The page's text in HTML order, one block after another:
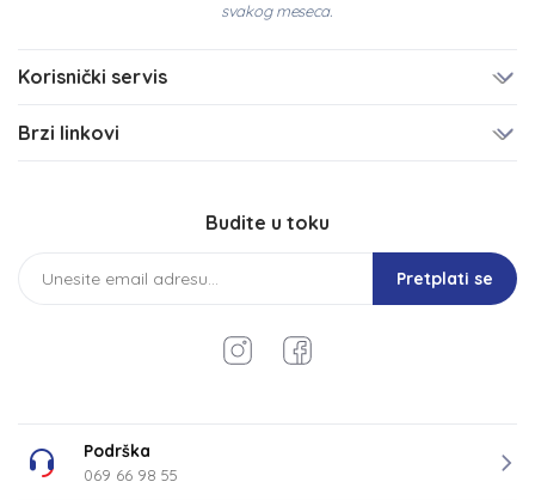
svakog meseca.
Korisnički servis
Brzi linkovi
Budite u toku
Pretplati se
Podrška
069 66 98 55